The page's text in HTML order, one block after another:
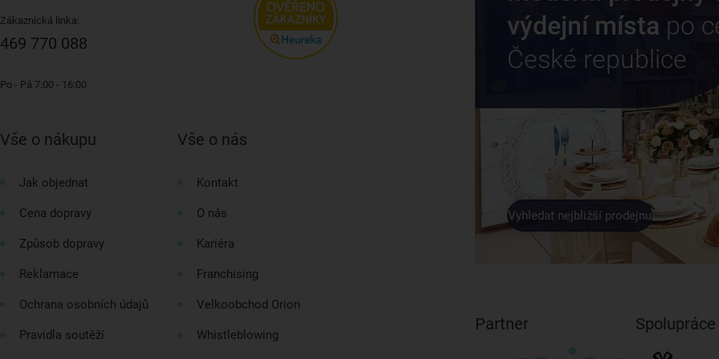
výdejní místa po
České republice
Vyhledat nejbližší prodejnu
Partner Spolupráce
Zákaznická linka:
469 770 088
Po - Pá 7:00 - 16:00
Vše o nákupu
Jak objednat
Cena dopravy
Způsob dopravy
Reklamace
Ochrana osobních údajů
Pravidla soutěží
Vše o nás
Kontakt
O nás
Kariéra
Franchising
Velkoobchod Orion
Whistleblowing